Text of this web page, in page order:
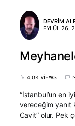
DEVRIM
EYLÜL 26,
4,0K VIEWS
“İstanbul’un en
vereceğim yanıt
Cavit” olur. Pek